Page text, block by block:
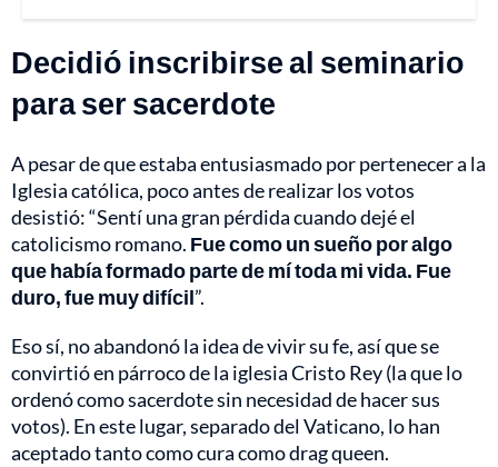
Decidió inscribirse al seminario
para ser sacerdote
A pesar de que estaba entusiasmado por pertenecer a la
Iglesia católica, poco antes de realizar los votos
desistió: “Sentí una gran pérdida cuando dejé el
catolicismo romano. Fue como un sueño por algo
que había formado parte de mí toda mi vida. Fue
duro, fue muy difícil”.
Eso sí, no abandonó la idea de vivir su fe, así que se
convirtió en párroco de la iglesia Cristo Rey (la que lo
ordenó como sacerdote sin necesidad de hacer sus
votos). En este lugar, separado del Vaticano, lo han
aceptado tanto como cura como drag queen.